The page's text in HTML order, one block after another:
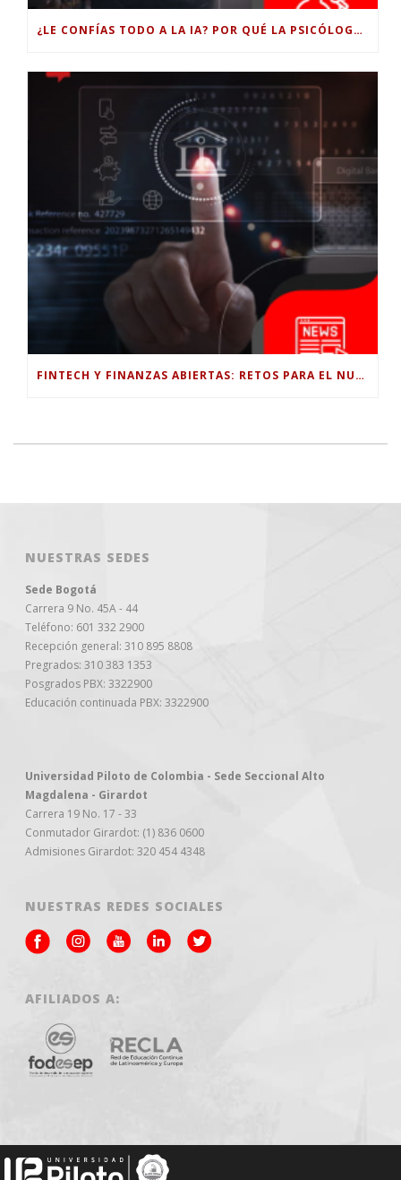
¿LE CONFÍAS TODO A LA IA? POR QUÉ LA PSICÓLOGA DICE QUE ESO PUEDE COSTARTE TUS PROPIAS HABILIDADES
FINTECH Y FINANZAS ABIERTAS: RETOS PARA EL NUEVO GOBIERNO COLOMBIANO
NUESTRAS SEDES
Sede Bogotá
Carrera 9 No. 45A - 44
Teléfono: 601 332 2900
Recepción general: 310 895 8808
Pregrados: 310 383 1353
Posgrados PBX: 3322900
Educación continuada PBX: 3322900
Universidad Piloto de Colombia - Sede Seccional Alto
Magdalena - Girardot
Carrera 19 No. 17 - 33
Conmutador Girardot: (1) 836 0600
Admisiones Girardot: 320 454 4348
NUESTRAS REDES SOCIALES
AFILIADOS A: